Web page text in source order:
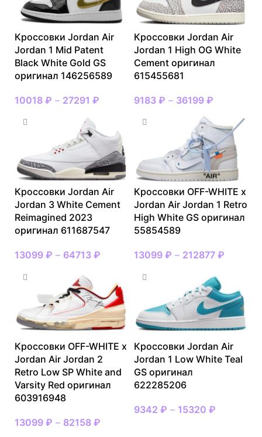
Кроссовки Jordan Air
Jordan 1 Mid Patent
Black White Gold GS
оригинал 146256589
10018 ₽ – 27291 ₽
Кроссовки Jordan Air
Jordan 1 High OG White
Cement оригинал
615455681
9183 ₽ – 36199 ₽
Кроссовки Jordan Air
Jordan 3 White Cement
Reimagined 2023
оригинал 611687547
13099 ₽ – 64713 ₽
Кроссовки OFF-WHITE x
Jordan Air Jordan 1 Retro
High White GS оригинал
55854589
13099 ₽ – 212877 ₽
Кроссовки OFF-WHITE x
Jordan Air Jordan 2
Retro Low SP White and
Varsity Red оригинал
603916948
13099 ₽ – 82158 ₽
Кроссовки Jordan Air
Jordan 1 Low White Teal
GS оригинал
622285206
9342 ₽ – 15320 ₽